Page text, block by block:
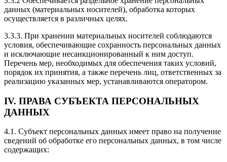
данных (материальных носителей), обработка которых
осуществляется в различных целях.
3.3.3. При хранении материальных носителей соблюдаются
условия, обеспечивающие сохранность персональных данных
и исключающие несанкционированный к ним доступ.
Перечень мер, необходимых для обеспечения таких условий,
порядок их принятия, а также перечень лиц, ответственных за
реализацию указанных мер, устанавливаются оператором.
IV. ПРАВА СУБЪЕКТА ПЕРСОНАЛЬНЫХ
ДАННЫХ
4.1. Субъект персональных данных имеет право на получение
сведений об обработке его персональных данных, в том числе
содержащих: